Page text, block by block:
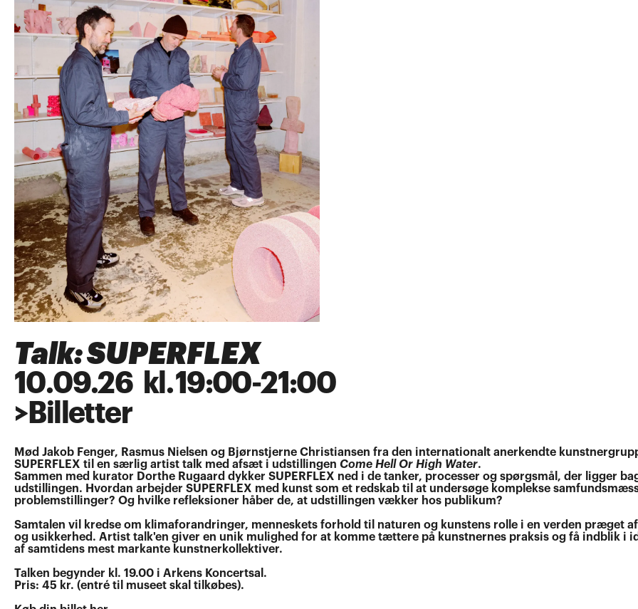
Talk: SUPERFLEX
10.09.26 kl.19:00-21:00
> Billetter
Mød Jakob Fenger, Rasmus Nielsen og Bjørnstjerne Christiansen fra den internationalt anerkendte
SUPERFLEX til en særlig artist talk med afsæt i udstillingen Come Hell Or High Water.
Sammen med kurator Dorthe Rugaard dykker SUPERFLEX ned i de tanker, processer og spørgsmål, der ligger
udstillingen. Hvordan arbejder SUPERFLEX med kunst som et redskab til at undersøge komplekse
problemstillinger? Og hvilke refleksioner håber de, at udstillingen vækker hos publikum?
Samtalen vil kredse om klimaforandringer, menneskets forhold til naturen og kunstens rolle i en verden præget
og usikkerhed. Artist talk'en giver en unik mulighed for at komme tættere på kunstnernes praksis og få indblik i
af samtidens mest markante kunstnerkollektiver.
Talken begynder kl. 19.00 i Arkens Koncertsal.
Pris: 45 kr. (entré til museet skal tilkøbes).